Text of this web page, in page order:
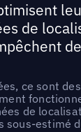
de
ce sont
de
sous-estimé